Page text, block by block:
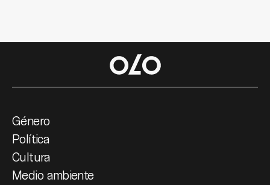
Género
Política
Cultura
Medio ambiente